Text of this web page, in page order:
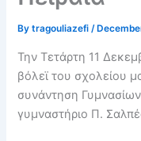
Bytragouliazefi/
Την Τετάρτη 11
βόλεϊ του σχολείου
συνάντηση
γυμναστήριο Π.